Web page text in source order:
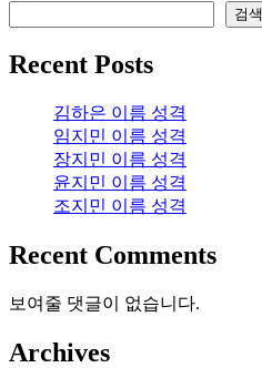
검색
Recent Posts
김하은 이름 성격
임지민 이름 성격
장지민 이름 성격
윤지민 이름 성격
조지민 이름 성격
Recent Comments
보여줄 댓글이 없습니다.
Archives